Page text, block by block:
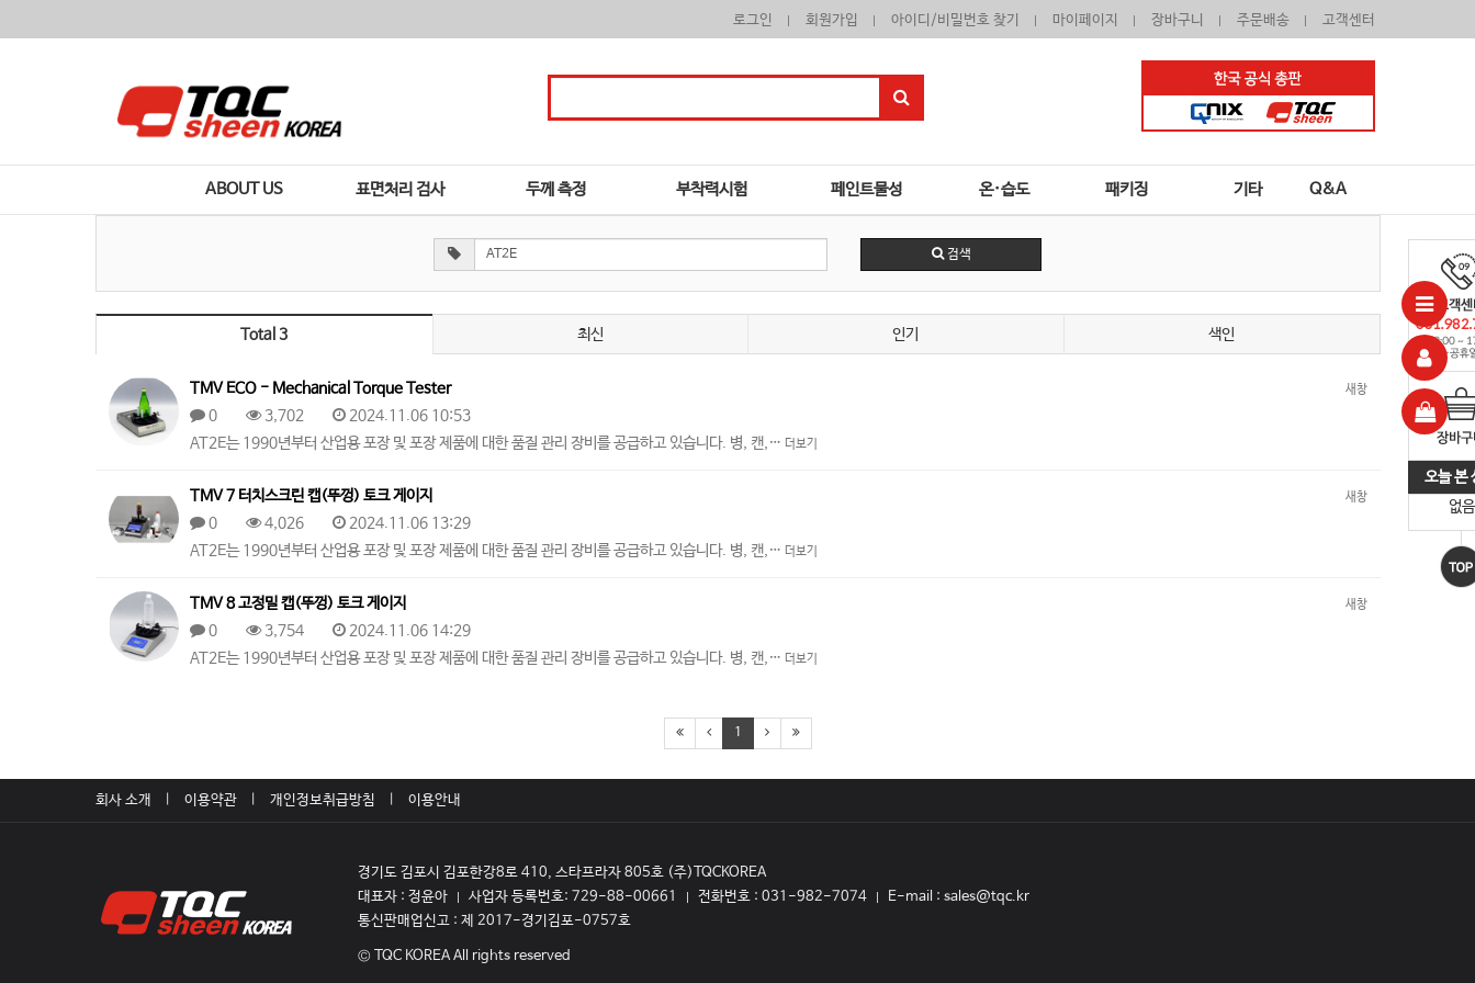
로그인 회원가입 아이디/비밀번호 찾기 마이페이지 장바구니 주문배송 고객센터
ABOUT US 표면처리 검사 두께 측정 부착력시험 페인트물성 온·습도 패키징 기타 Q&A
오늘 본
없음
검색
Total 3 최신 인기 색인
새창
TMV ECO - Mechanical Torque Tester
0
3,702
2024.11.06 10:53
​AT2E는 1990년부터 산업용 포장 및 포장 제품에 대한 품질 관리 장비를 공급하고 있습니다. 병, 캔,… 더보기
새창
TMV 7 터치스크린 캡(뚜껑) 토크 게이지
0
4,026
2024.11.06 13:29
​AT2E는 1990년부터 산업용 포장 및 포장 제품에 대한 품질 관리 장비를 공급하고 있습니다. 병, 캔,… 더보기
새창
TMV 8 고정밀 캡(뚜껑) 토크 게이지
0
3,754
2024.11.06 14:29
​AT2E는 1990년부터 산업용 포장 및 포장 제품에 대한 품질 관리 장비를 공급하고 있습니다. 병, 캔,… 더보기
1
회사 소개 이용약관 개인정보취급방침 이용안내
경기도 김포시 김포한강8로 410, 스타프라자 805호 (주)TQCKOREA
대표자 : 정윤아
사업자 등록번호: 729-88-00661 전화번호 : 031-982-7074 E-mail : sales@tqc.kr
통신판매업신고 : 제 2017-경기김포-0757호
© TQC KOREA All rights reserved